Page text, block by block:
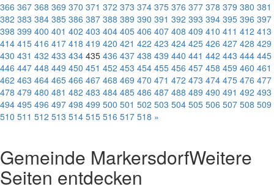
366 367 368 369 370 371 372 373 374 375 376 377 378 379 380 381
382 383 384 385 386 387 388 389 390 391 392 393 394 395 396 397
398 399 400 401 402 403 404 405 406 407 408 409 410 411 412 413
414 415 416 417 418 419 420 421 422 423 424 425 426 427 428 429
430 431 432 433 434 435 436 437 438 439 440 441 442 443 444 445
446 447 448 449 450 451 452 453 454 455 456 457 458 459 460 461
462 463 464 465 466 467 468 469 470 471 472 473 474 475 476 477
478 479 480 481 482 483 484 485 486 487 488 489 490 491 492 493
494 495 496 497 498 499 500 501 502 503 504 505 506 507 508 509
510 511 512 513 514 515 516 517 518 »
Gemeinde MarkersdorfWeitere
Seiten entdecken